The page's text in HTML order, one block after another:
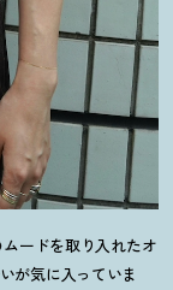
ードを取り入れたオ
が気に入っていま